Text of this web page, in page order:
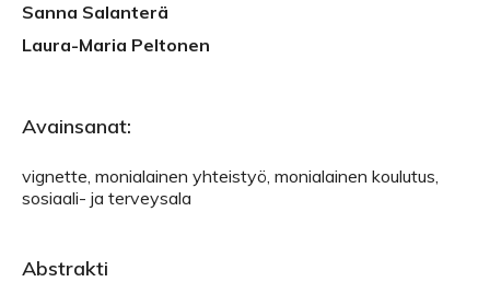
Sanna Salanterä
Laura-Maria Peltonen
Avainsanat:
vignette, monialainen yhteistyö, monialainen koulutus,
sosiaali- ja terveysala
Abstrakti